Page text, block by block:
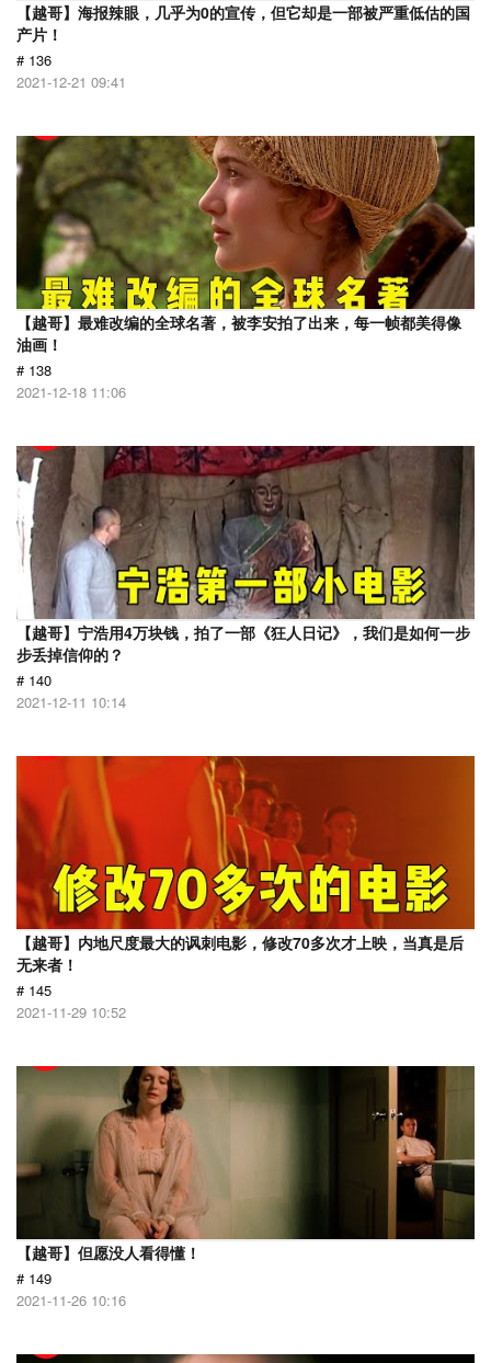
【越哥】海报辣眼，几乎为0的宣传，但它却是一部被严重低估的国
产片！
# 136
2021-12-21 09:41
【越哥】最难改编的全球名著，被李安拍了出来，每一帧都美得像
油画！
# 138
2021-12-18 11:06
【越哥】宁浩用4万块钱，拍了一部《狂人日记》，我们是如何一步
步丢掉信仰的？
# 140
2021-12-11 10:14
【越哥】内地尺度最大的讽刺电影，修改70多次才上映，当真是后
无来者！
# 145
2021-11-29 10:52
【越哥】但愿没人看得懂！
# 149
2021-11-26 10:16